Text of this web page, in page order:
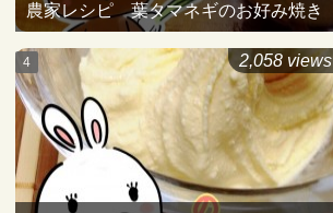
農家レシピ 葉タマネギのお好み焼き
2,058 views